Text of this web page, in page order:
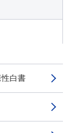
白書